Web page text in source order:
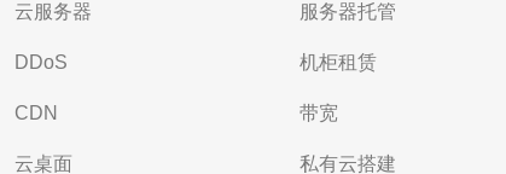
云服务器
DDoS
CDN
云桌面
服务器托管
机柜租赁
带宽
私有云搭建